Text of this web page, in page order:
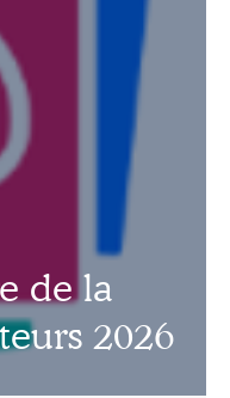
de la
2026